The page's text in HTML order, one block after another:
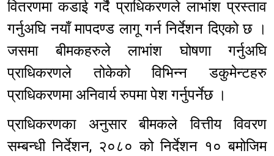
वितरणमा कडाई गर्दै प्राधिकरणले लाभांश प्रस्ताव
गर्नुअघि नयाँ मापदण्ड लागू गर्न निर्देशन दिएको छ ।
जसमा बीमकहरुले लाभांश घोषणा गर्नुअघि
प्राधिकरणले तोकेको विभिन्न डकुमेन्टहरु
प्राधिकरणमा अनिवार्य रुपमा पेश गर्नुपर्नेछ ।
प्राधिकरणका अनुसार बीमकले वित्तीय विवरण
सम्बन्धी निर्देशन, २०८० को निर्देशन १० बमोजिम